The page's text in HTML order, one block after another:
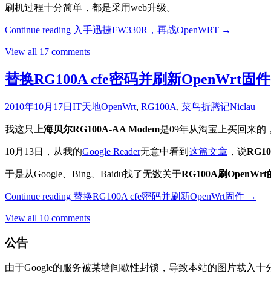
刷机过程十分简单，都是采用web升级。
Continue reading 入手迅捷FW330R，再战OpenWRT →
View all 17 comments
替换RG100A cfe密码并刷新OpenWrt固件
2010年10月17日 IT天地OpenWrt, RG100A, 菜鸟折腾记Niclau
我这只 上海贝尔RG100A-AA Modem是09年从淘宝上买回来
10月13日，从我的Google Reader无意中看到 这篇文章 ，说
于是从Google、Bing、Baidu找了无数关于RG100A刷OpenWrt
Continue reading 替换RG100A cfe密码并刷新OpenWrt固件 →
View all 10 comments
公告
由于Google的服务被某墙间歇性封锁，导致本站的图片载入